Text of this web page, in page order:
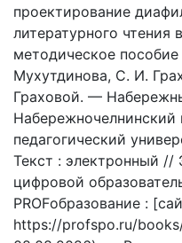
проектирование
литературного чтения
методическое
Мухутдинова, С. И.
Граховой. —
Набережночелнинский
педагогический
Текст : электронный //
цифровой
PROFобразование :
https://profspo.ru/